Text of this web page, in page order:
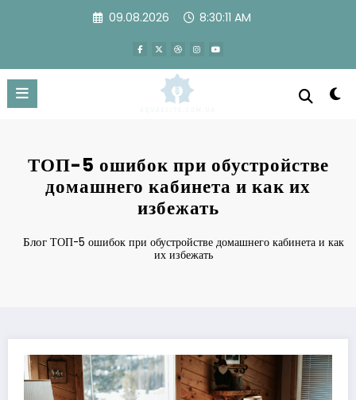
09.08.2026 8:30:12 AM
ТОП-5 ошибок при обустройстве
домашнего кабинета и как их
избежать
Блог ТОП-5 ошибок при обустройстве домашнего кабинета и как
их избежать